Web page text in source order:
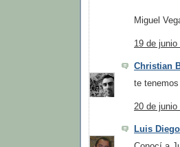
Miguel
19 de
Christian
te
20 de
Luis